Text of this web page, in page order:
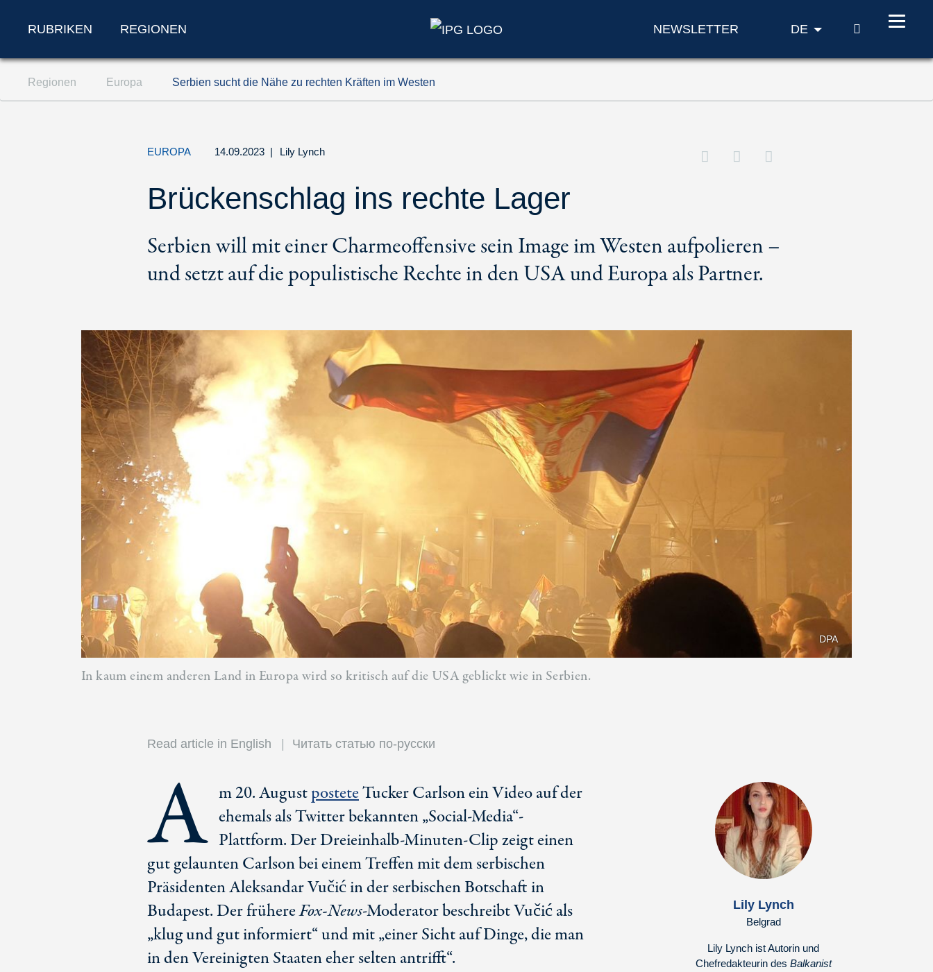
Zum Inhalt springen (Accesskey '1')
Zur Suche springen (Accesskey '2')
RUBRIKEN REGIONEN NEWSLETTER DE SUCHE
Regionen Europa Serbien sucht die Nähe zu rechten Kräften im Westen
EUROPA 14.09.2023 | Lily Lynch
Brückenschlag ins rechte Lager
Serbien will mit einer Charmeoffensive sein Image im Westen aufpolieren –
und setzt auf die populistische Rechte in den USA und Europa als Partner.
DPA
In kaum einem anderen Land in Europa wird so kritisch auf die USA geblickt wie in Serbien.
Read article in English Читать статью по-русски
A m 20. AugustposteteTucker Carlson ein Video auf der
ehemals als Twitter bekannten „Social-Media“-
Plattform. Der Dreieinhalb-Minuten-Clip zeigt einen
gut gelaunten Carlson bei einem Treffen mit dem serbischen
Präsidenten Aleksandar Vučić in der serbischen Botschaft in
Budapest. Der frühereFox-News-Moderator beschreibt Vučić als
„klug und gut informiert“ und mit „einer Sicht auf Dinge, die man
in den Vereinigten Staaten eher selten antrifft“.
Lily Lynch
Belgrad
Lily Lynch ist Autorin und
Chefredakteurin des Balkanist